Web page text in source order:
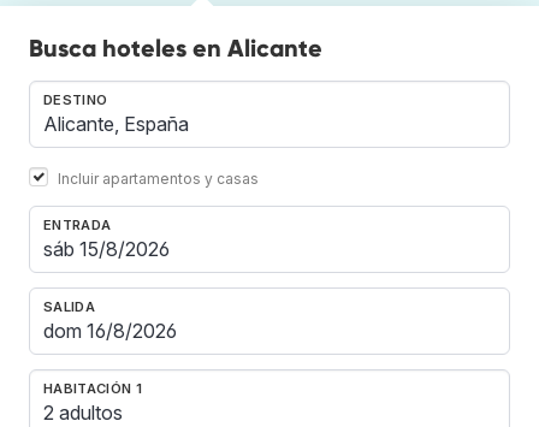
Busca hoteles en Alicante
DESTINO
Incluir apartamentos y casas
ENTRADA
SALIDA
HABITACIÓN 1
2 adultos